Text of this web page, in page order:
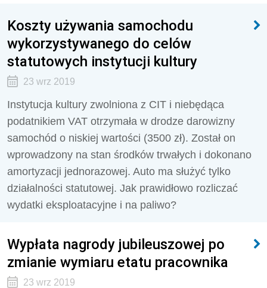
Koszty używania samochodu
wykorzystywanego do celów
statutowych instytucji kultury
23 wrz 2019
Instytucja kultury zwolniona z CIT i niebędąca
podatnikiem VAT otrzymała w drodze darowizny
samochód o niskiej wartości (3500 zł). Został on
wprowadzony na stan środków trwałych i dokonano
amortyzacji jednorazowej. Auto ma służyć tylko
działalności statutowej. Jak prawidłowo rozliczać
wydatki eksploatacyjne i na paliwo?
Wypłata nagrody jubileuszowej po
zmianie wymiaru etatu pracownika
23 wrz 2019